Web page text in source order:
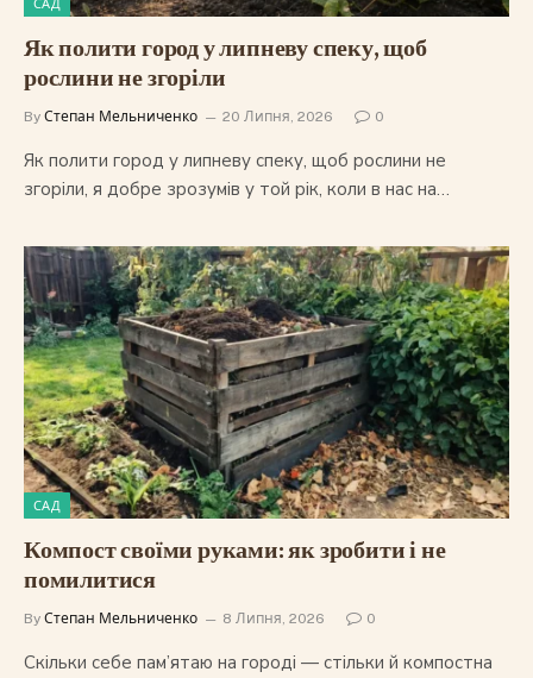
САД
Як полити город у липневу спеку, щоб
рослини не згоріли
By Степан Мельниченко 20 Липня, 2026 0
Як полити город у липневу спеку, щоб рослини не
згоріли, я добре зрозумів у той рік, коли в нас на…
САД
Компост своїми руками: як зробити і не
помилитися
By Степан Мельниченко 8 Липня, 2026 0
Скільки себе пам’ятаю на городі — стільки й компостна